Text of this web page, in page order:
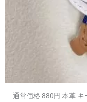
通常価格 880円 本革